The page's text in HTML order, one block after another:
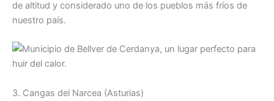
de altitud y considerado uno de los pueblos más fríos de
nuestro país.
3. Cangas del Narcea (Asturias)